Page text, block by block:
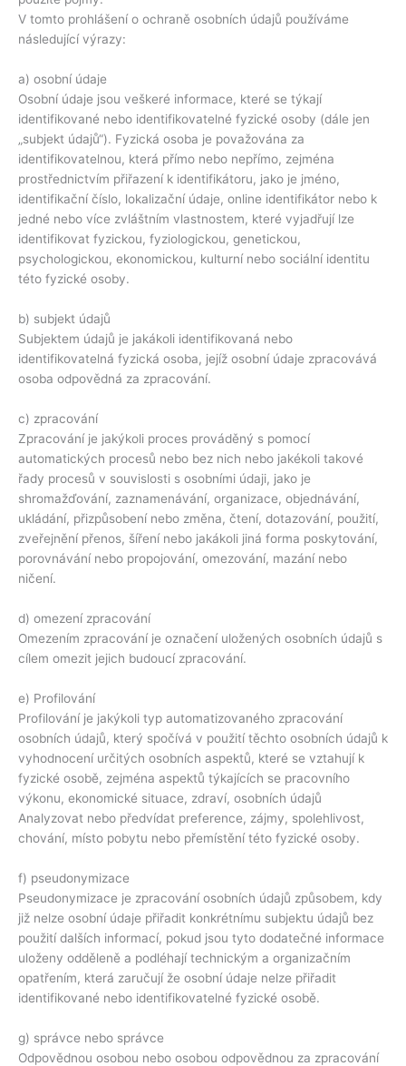
V tomto prohlášení o ochraně osobních údajů používáme
následující výrazy:
a) osobní údaje
Osobní údaje jsou veškeré informace, které se týkají
identifikované nebo identifikovatelné fyzické osoby (dále jen
„subjekt údajů“). Fyzická osoba je považována za
identifikovatelnou, která přímo nebo nepřímo, zejména
prostřednictvím přiřazení k identifikátoru, jako je jméno,
identifikační číslo, lokalizační údaje, online identifikátor nebo k
jedné nebo více zvláštním vlastnostem, které vyjadřují lze
identifikovat fyzickou, fyziologickou, genetickou,
psychologickou, ekonomickou, kulturní nebo sociální identitu
této fyzické osoby.
b) subjekt údajů
Subjektem údajů je jakákoli identifikovaná nebo
identifikovatelná fyzická osoba, jejíž osobní údaje zpracovává
osoba odpovědná za zpracování.
c) zpracování
Zpracování je jakýkoli proces prováděný s pomocí
automatických procesů nebo bez nich nebo jakékoli takové
řady procesů v souvislosti s osobními údaji, jako je
shromažďování, zaznamenávání, organizace, objednávání,
ukládání, přizpůsobení nebo změna, čtení, dotazování, použití,
zveřejnění přenos, šíření nebo jakákoli jiná forma poskytování,
porovnávání nebo propojování, omezování, mazání nebo
ničení.
d) omezení zpracování
Omezením zpracování je označení uložených osobních údajů s
cílem omezit jejich budoucí zpracování.
e) Profilování
Profilování je jakýkoli typ automatizovaného zpracování
osobních údajů, který spočívá v použití těchto osobních údajů k
vyhodnocení určitých osobních aspektů, které se vztahují k
fyzické osobě, zejména aspektů týkajících se pracovního
výkonu, ekonomické situace, zdraví, osobních údajů
Analyzovat nebo předvídat preference, zájmy, spolehlivost,
chování, místo pobytu nebo přemístění této fyzické osoby.
f) pseudonymizace
Pseudonymizace je zpracování osobních údajů způsobem, kdy
již nelze osobní údaje přiřadit konkrétnímu subjektu údajů bez
použití dalších informací, pokud jsou tyto dodatečné informace
uloženy odděleně a podléhají technickým a organizačním
opatřením, která zaručují že osobní údaje nelze přiřadit
identifikované nebo identifikovatelné fyzické osobě.
g) správce nebo správce
Odpovědnou osobou nebo osobou odpovědnou za zpracování